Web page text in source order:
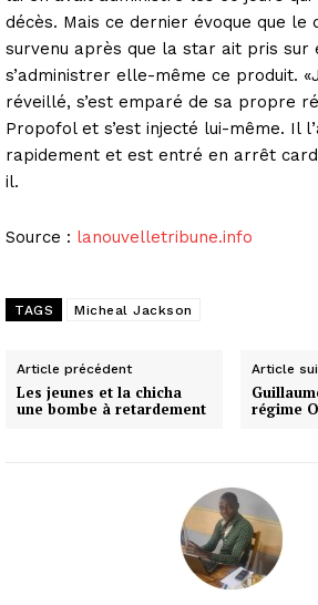
décès. Mais ce dernier évoque que le
survenu après que la star ait pris sur
s’administrer elle-même ce produit.
réveillé, s’est emparé de sa propre
Propofol et s’est injecté lui-même. Il
rapidement et est entré en arrêt
il.
Source : lanouvelletribune.info
TAGS Micheal Jackson
Article précédent
Les jeunes et la chicha
une bombe à retardement
Article
régime